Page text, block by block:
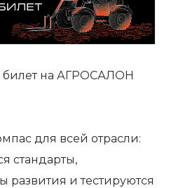
билет на АГРОСАЛОН
для всей отрасли:
стандарты,
развития и тестируются